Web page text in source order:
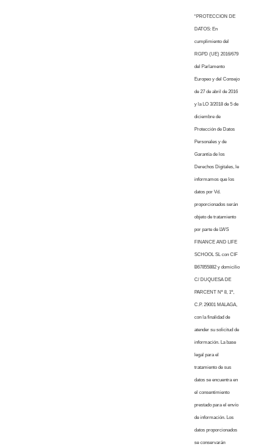
“PROTECCION DE
DATOS: En
cumplimiento del
RGPD (UE) 2016/679
del Parlamento
Europeo y del Consejo
de 27 de abril de 2016
y la LO 3/2018 de 5 de
diciembre de
Protección de Datos
Personales y de
Garantía de los
Derechos Digitales, le
informamos que los
datos por Vd.
proporcionados serán
objeto de tratamiento
por parte de LWS
FINANCE AND LIFE
SCHOOL SL con CIF
B67855882 y domicilio
C/ DUQUESA DE
PARCENT Nº 8, 1º,
C.P. 29001 MALAGA,
con la finalidad de
atender su solicitud de
información. La base
legal para el
tratamiento de sus
datos se encuentra en
el consentimiento
prestado para el envío
de información. Los
datos proporcionados
se conservarán